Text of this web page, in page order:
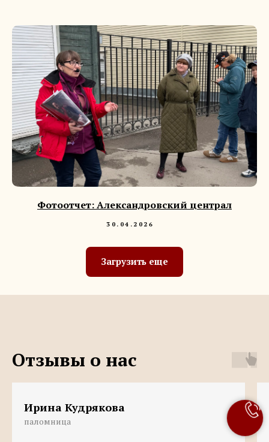
Фотоотчет: Александровский централ
30.04.2026
Загрузить еще
Отзывы о нас
Ирина Кудрякова
паломница